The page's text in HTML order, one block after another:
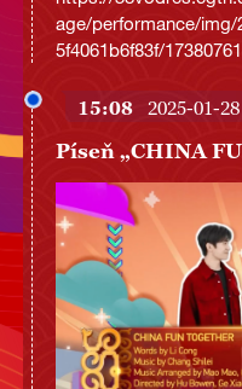
age/performance/img/
5f4061b6f83f/
15:08 2025-01-28
Píseň „CHINA